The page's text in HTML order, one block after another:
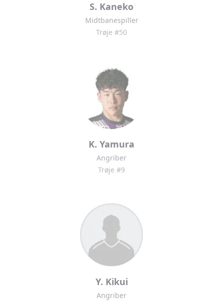
S. Kaneko
Midtbanespiller
Trøje #50
K. Yamura
Angriber
Trøje #9
Y. Kikui
Angriber